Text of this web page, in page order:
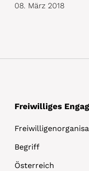
08. März 2018
Freiwilliges
Begriff
Österreich